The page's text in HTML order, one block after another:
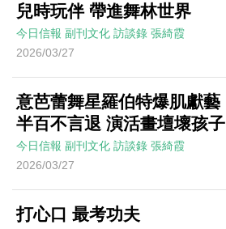
兒時玩伴 帶進舞林世界
今日信報 副刊文化 訪談錄 張綺霞
2026/03/27
意芭蕾舞星羅伯特爆肌獻藝
半百不言退 演活畫壇壞孩子
今日信報 副刊文化 訪談錄 張綺霞
2026/03/27
打心口 最考功夫